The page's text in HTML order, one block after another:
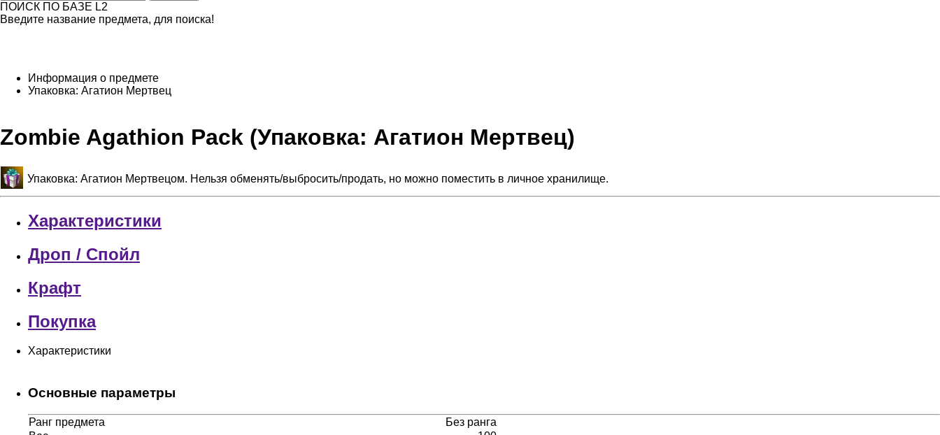
ПОИСК ПО БАЗЕ L2
Введите название предмета, для поиска!
Информация о предмете
Упаковка: Агатион Мертвец
Zombie Agathion Pack (Упаковка: Агатион Мертвец)
Упаковка: Агатион Мертвецом. Нельзя обменять/выбросить/продать, но можно поместить в личное хранилище.
Характеристики
Дроп / Спойл
Крафт
Покупка
Характеристики
Основные параметры
Ранг предмета
Без ранга